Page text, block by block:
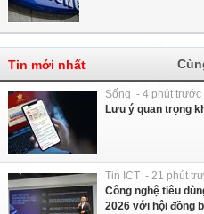
Tin mới nhất
Sống - 4 phút trước
Lưu ý quan trọng
Tin ICT - 21 phút
Công nghệ tiêu
2026 với hội đồng